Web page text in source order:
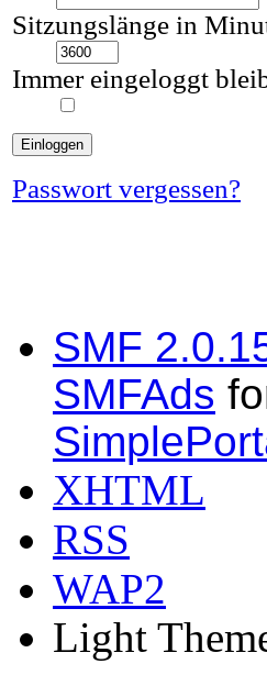
Sitzungslänge in
Immer eingeloggt
Passwort vergessen?
SMF
SMFAds
XHTML
RSS
WAP2
Light